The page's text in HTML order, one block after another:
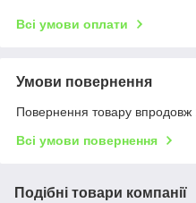
Всі умови оплати
Умови повернення
Повернення товару впродовж
Всі умови повернення
Подібні товари компанії